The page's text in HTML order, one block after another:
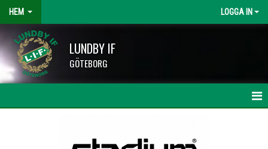
HEM LOGGA IN
LUNDBY IF
GÖTEBORG